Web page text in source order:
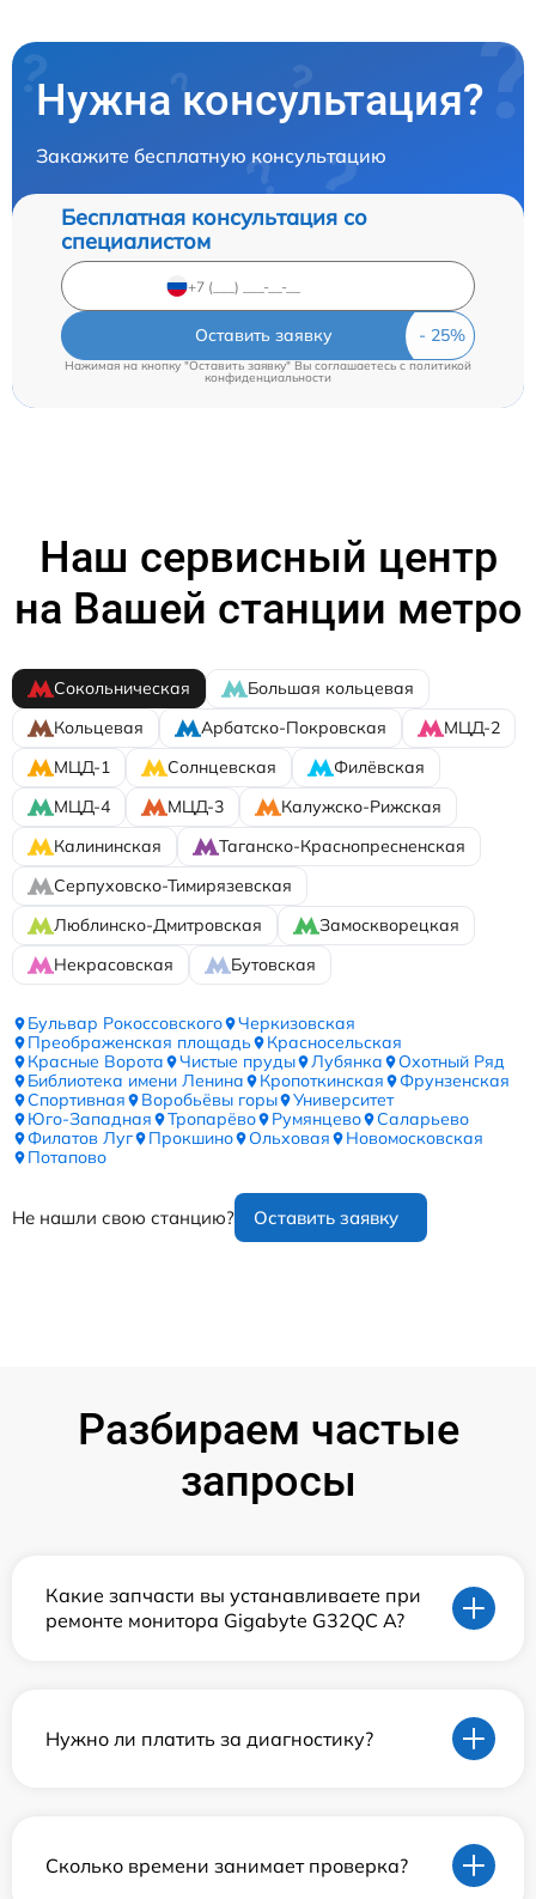
Нужна консультация?
Закажите бесплатную консультацию
Бесплатная консультация со
специалистом
Оставить заявку
Нажимая на кнопку "Оставить заявку" Вы соглашаетесь c политикой
конфиденциальности
Наш сервисный центр
на Вашей станции метро
Сокольническая
Большая кольцевая
Кольцевая
Арбатско-Покровская
МЦД-2
МЦД-1
Солнцевская
Филёвская
МЦД-4
МЦД-3
Калужско-Рижская
Калининская
Таганско-Краснопресненская
Серпуховско-Тимирязевская
Люблинско-Дмитровская
Замоскворецкая
Некрасовская
Бутовская
Бульвар Рокоссовского
Черкизовская
Преображенская площадь
Красносельская
Красные Ворота
Чистые пруды Лубянка
Охотный Ряд
Библиотека имени Ленина
Кропоткинская
Фрунзенская
Спортивная
Воробьёвы горы
Университет
Юго-Западная
Тропарёво Румянцево
Саларьево
Филатов Луг
Прокшино Ольховая
Новомосковская
Потапово
Не нашли свою станцию? Оставить заявку
Разбираем частые
запросы
Какие запчасти вы устанавливаете при
ремонте монитора Gigabyte G32QC A?
Нужно ли платить за диагностику?
Сколько времени занимает проверка?